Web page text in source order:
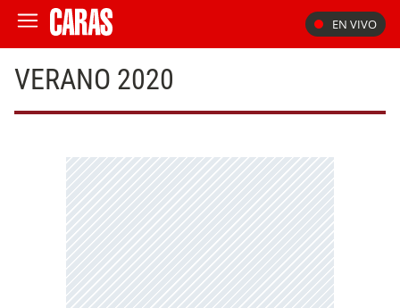
EN VIVO
VERANO 2020